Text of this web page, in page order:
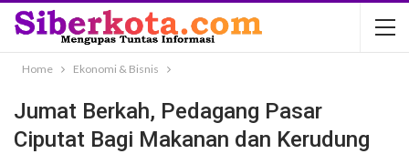
Home Ekonomi & Bisnis
Jumat Berkah, Pedagang Pasar
Ciputat Bagi Makanan dan Kerudung